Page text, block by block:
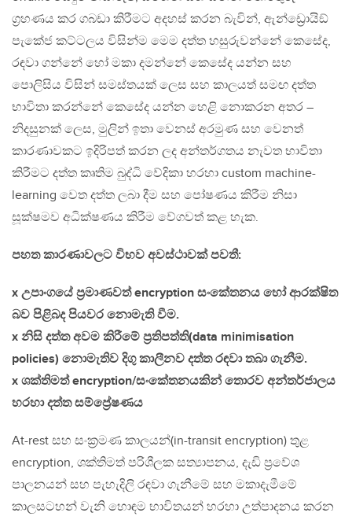
ග්‍රහණය කර ගබඩා කිරීමට අදහස් කරන බැවින්, ඇන්ඩ්‍රොයිඞ්
පැකේජ කට්ටලය විසින්ම මෙම දත්ත හසුරුවන්නේ කෙසේද,
රඳවා ගන්නේ හෝ මකා දමන්නේ කෙසේද යන්න සහ
පොලිසිය විසින් සමස්තයක් ලෙස සහ කාලයත් සමඟ දත්ත
භාවිතා කරන්නේ කෙසේද යන්න හෙළි නොකරන අතර –
නිදසුනක් ලෙස, මුලින් ඉතා වෙනස් අරමුණ සහ වෙනත්
කාරණාවකට ඉදිරිපත් කරන ලද අන්තර්ගතය නැවත භාවිතා
කිරීමට දත්ත කෘතිම බුද්ධි වේදිකා හරහා custom machine-
learning වෙත දත්ත ලබා දීම සහ පෝෂණය කිරීම නිසා
සූක්ෂමව අධික්ෂණය කිරීම වේගවත් කළ හැක.
පහත කාරණාවලට විභව අවස්ථාවක් පවතී:
x උපාංගයේ ප්‍රමාණවත් encryption සංකේතනය හෝ ආරක්ෂිත
බව පිළිබද පියවර නොමැති වීම.
x නිසි දත්ත අවම කිරීමේ ප්‍රතිපත්ති(data minimisation
policies) නොමැතිව දිගු කාලීනව දත්ත රඳවා තබා ගැනීම.
x ශක්තිමත් encryption/සංකේතනයකින් තොරව අන්තර්ජාලය
හරහා දත්ත සම්ප්‍රේෂණය
At-rest සහ සංක්‍රමණ කාලයන්(in-transit encryption) තුළ
encryption, ශක්තිමත් පරිශීලක සත්‍යාපනය, දැඩි ප්‍රවේශ
පාලනයන් සහ පැහැදිලි රඳවා ගැනීමේ සහ මකාදැමීමේ
කාලසටහන් වැනි හොඳම භාවිතයන් හරහා උත්පාදනය කරන